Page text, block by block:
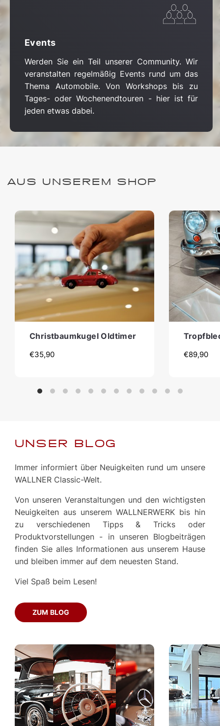
Events
Werden Sie ein Teil unserer Community. Wir
veranstalten regelmäßig Events rund um das
Thema Automobile. Von Workshops bis zu
Tages- oder Wochenendtouren - hier ist für
jeden etwas dabei.
AUS UNSEREM SHOP
Christbaumkugel Oldtimer
€35,90 €89,90
UNSER BLOG
Immer informiert über Neuigkeiten rund um unsere
WALLNER Classic-Welt.
Von unseren Veranstaltungen und den wichtigsten
Neuigkeiten aus unserem WALLNERWERK bis hin
zu verschiedenen Tipps & Tricks oder
Produktvorstellungen - in unseren Blogbeiträgen
finden Sie alles Informationen aus unserem Hause
und bleiben immer auf dem neuesten Stand.
Viel Spaß beim Lesen!
ZUM BLOG